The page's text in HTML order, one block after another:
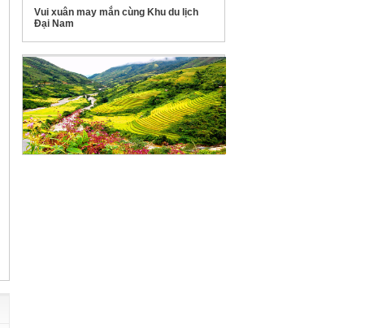
Vui xuân may mắn cùng Khu du lịch
Đại Nam